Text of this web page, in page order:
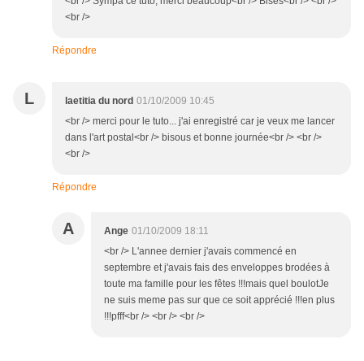
<br />
Répondre
L laetitia du nord 01/10/2009 10:45
<br /> merci pour le tuto... j'ai enregistré car je veux me lancer
dans l'art postal<br /> bisous et bonne journée<br /> <br />
<br />
Répondre
A Ange 01/10/2009 18:11
<br /> L'annee dernier j'avais commencé en
septembre et j'avais fais des enveloppes brodées à
toute ma famille pour les fêtes !!!mais quel boulotJe
ne suis meme pas sur que ce soit apprécié !!!en plus
!!!pfff<br /> <br /> <br />